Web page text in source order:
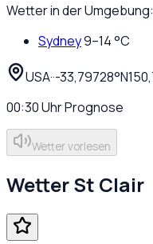
Wetter in der Umgebung:
Sydney9–14°C
USA··-33,79728°N
00:30UhrPrognose
Wetter vorlesen
WetterSt Clair